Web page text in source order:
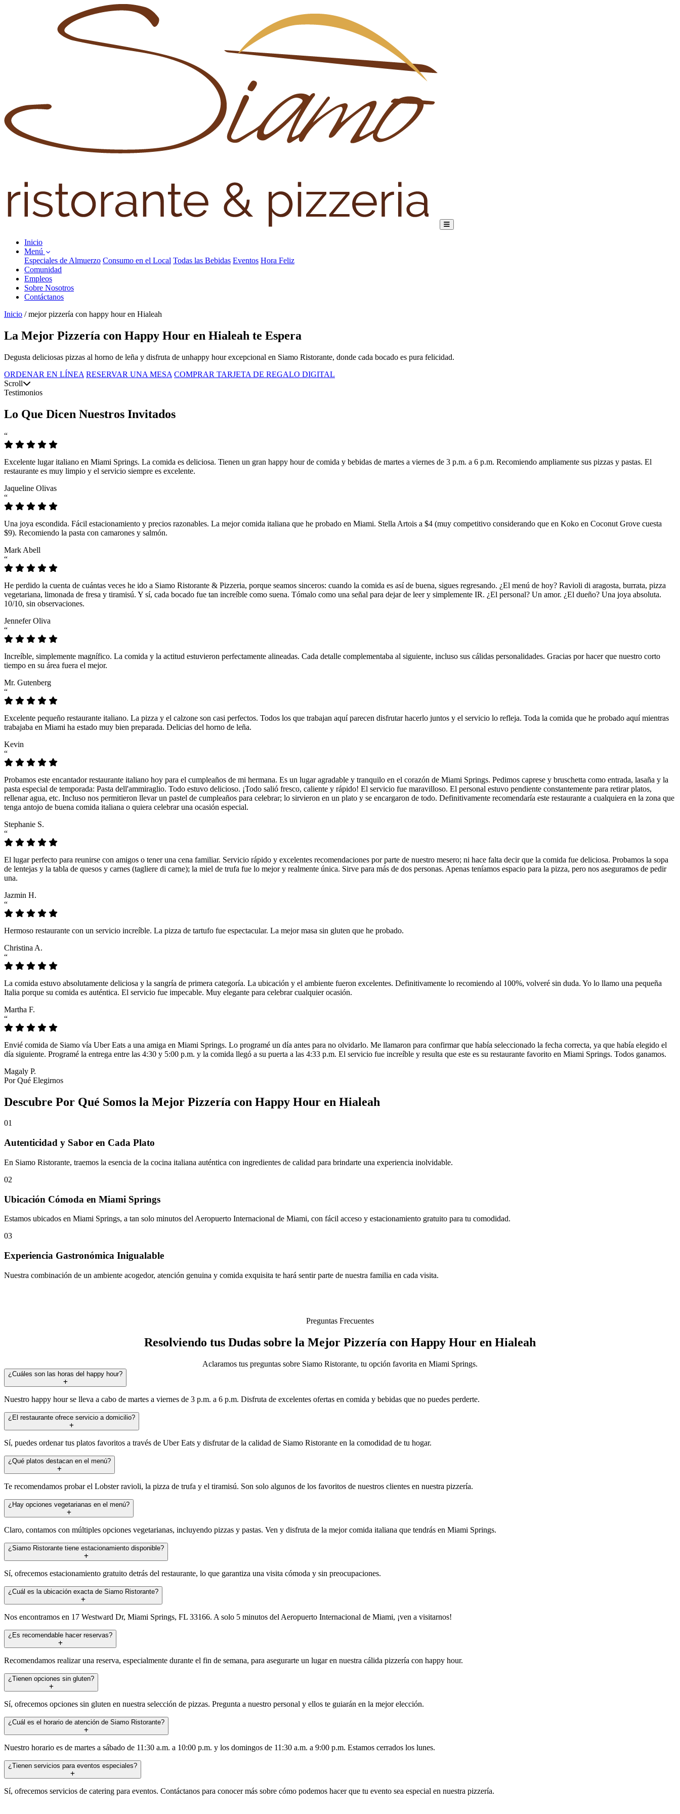
Inicio
Menú
Especiales de Almuerzo Consumo en el Local Todas las Bebidas Eventos Hora Feliz
Comunidad
Empleos
Sobre Nosotros
Contáctanos
Inicio / mejor pizzería con happy hour en Hialeah
La Mejor Pizzería con Happy Hour en Hialeah te Espera
Degusta deliciosas pizzas al horno de leña y disfruta de unhappy hour excepcional en Siamo Ristorante, donde cada bocado es pura felicidad.
ORDENAR EN LÍNEA RESERVAR UNA MESA COMPRAR TARJETA DE REGALO DIGITAL
Scroll
Testimonios
Lo Que Dicen Nuestros Invitados
“
Excelente lugar italiano en Miami Springs. La comida es deliciosa. Tienen un gran happy hour de comida y bebidas de martes a viernes de 3 p.m. a 6 p.m. Recomiendo ampliamente sus pizzas y pastas. El
restaurante es muy limpio y el servicio siempre es excelente.
Jaqueline Olivas
“
Una joya escondida. Fácil estacionamiento y precios razonables. La mejor comida italiana que he probado en Miami. Stella Artois a $4 (muy competitivo considerando que en Koko en Coconut Grove cuesta
$9). Recomiendo la pasta con camarones y salmón.
Mark Abell
“
He perdido la cuenta de cuántas veces he ido a Siamo Ristorante & Pizzeria, porque seamos sinceros: cuando la comida es así de buena, sigues regresando. ¿El menú de hoy? Ravioli di aragosta, burrata, pizza
vegetariana, limonada de fresa y tiramisú. Y sí, cada bocado fue tan increíble como suena. Tómalo como una señal para dejar de leer y simplemente IR. ¿El personal? Un amor. ¿El dueño? Una joya absoluta.
10/10, sin observaciones.
Jennefer Oliva
“
Increíble, simplemente magnífico. La comida y la actitud estuvieron perfectamente alineadas. Cada detalle complementaba al siguiente, incluso sus cálidas personalidades. Gracias por hacer que nuestro corto
tiempo en su área fuera el mejor.
Mr. Gutenberg
“
Excelente pequeño restaurante italiano. La pizza y el calzone son casi perfectos. Todos los que trabajan aquí parecen disfrutar hacerlo juntos y el servicio lo refleja. Toda la comida que he probado aquí mientras
trabajaba en Miami ha estado muy bien preparada. Delicias del horno de leña.
Kevin
“
Probamos este encantador restaurante italiano hoy para el cumpleaños de mi hermana. Es un lugar agradable y tranquilo en el corazón de Miami Springs. Pedimos caprese y bruschetta como entrada, lasaña y la
pasta especial de temporada: Pasta dell'ammiraglio. Todo estuvo delicioso. ¡Todo salió fresco, caliente y rápido! El servicio fue maravilloso. El personal estuvo pendiente constantemente para retirar platos,
rellenar agua, etc. Incluso nos permitieron llevar un pastel de cumpleaños para celebrar; lo sirvieron en un plato y se encargaron de todo. Definitivamente recomendaría este restaurante a cualquiera en la zona que
tenga antojo de buena comida italiana o quiera celebrar una ocasión especial.
Stephanie S.
“
El lugar perfecto para reunirse con amigos o tener una cena familiar. Servicio rápido y excelentes recomendaciones por parte de nuestro mesero; ni hace falta decir que la comida fue deliciosa. Probamos la sopa
de lentejas y la tabla de quesos y carnes (tagliere di carne); la miel de trufa fue lo mejor y realmente única. Sirve para más de dos personas. Apenas teníamos espacio para la pizza, pero nos aseguramos de pedir
una.
Jazmin H.
“
Hermoso restaurante con un servicio increíble. La pizza de tartufo fue espectacular. La mejor masa sin gluten que he probado.
Christina A.
“
La comida estuvo absolutamente deliciosa y la sangría de primera categoría. La ubicación y el ambiente fueron excelentes. Definitivamente lo recomiendo al 100%, volveré sin duda. Yo lo llamo una pequeña
Italia porque su comida es auténtica. El servicio fue impecable. Muy elegante para celebrar cualquier ocasión.
Martha F.
“
Envié comida de Siamo vía Uber Eats a una amiga en Miami Springs. Lo programé un día antes para no olvidarlo. Me llamaron para confirmar que había seleccionado la fecha correcta, ya que había elegido el
día siguiente. Programé la entrega entre las 4:30 y 5:00 p.m. y la comida llegó a su puerta a las 4:33 p.m. El servicio fue increíble y resulta que este es su restaurante favorito en Miami Springs. Todos ganamos.
Magaly P.
Por Qué Elegirnos
Descubre Por Qué Somos la Mejor Pizzería con Happy Hour en Hialeah
01
Autenticidad y Sabor en Cada Plato
En Siamo Ristorante, traemos la esencia de la cocina italiana auténtica con ingredientes de calidad para brindarte una experiencia inolvidable.
02
Ubicación Cómoda en Miami Springs
Estamos ubicados en Miami Springs, a tan solo minutos del Aeropuerto Internacional de Miami, con fácil acceso y estacionamiento gratuito para tu comodidad.
03
Experiencia Gastronómica Inigualable
Nuestra combinación de un ambiente acogedor, atención genuina y comida exquisita te hará sentir parte de nuestra familia en cada visita.
Preguntas Frecuentes
Resolviendo tus Dudas sobre la Mejor Pizzería con Happy Hour en Hialeah
Aclaramos tus preguntas sobre Siamo Ristorante, tu opción favorita en Miami Springs.
¿Cuáles son las horas del happy hour?
Nuestro happy hour se lleva a cabo de martes a viernes de 3 p.m. a 6 p.m. Disfruta de excelentes ofertas en comida y bebidas que no puedes perderte.
¿El restaurante ofrece servicio a domicilio?
Sí, puedes ordenar tus platos favoritos a través de Uber Eats y disfrutar de la calidad de Siamo Ristorante en la comodidad de tu hogar.
¿Qué platos destacan en el menú?
Te recomendamos probar el Lobster ravioli, la pizza de trufa y el tiramisú. Son solo algunos de los favoritos de nuestros clientes en nuestra pizzería.
¿Hay opciones vegetarianas en el menú?
Claro, contamos con múltiples opciones vegetarianas, incluyendo pizzas y pastas. Ven y disfruta de la mejor comida italiana que tendrás en Miami Springs.
¿Siamo Ristorante tiene estacionamiento disponible?
Sí, ofrecemos estacionamiento gratuito detrás del restaurante, lo que garantiza una visita cómoda y sin preocupaciones.
¿Cuál es la ubicación exacta de Siamo Ristorante?
Nos encontramos en 17 Westward Dr, Miami Springs, FL 33166. A solo 5 minutos del Aeropuerto Internacional de Miami, ¡ven a visitarnos!
¿Es recomendable hacer reservas?
Recomendamos realizar una reserva, especialmente durante el fin de semana, para asegurarte un lugar en nuestra cálida pizzería con happy hour.
¿Tienen opciones sin gluten?
Sí, ofrecemos opciones sin gluten en nuestra selección de pizzas. Pregunta a nuestro personal y ellos te guiarán en la mejor elección.
¿Cuál es el horario de atención de Siamo Ristorante?
Nuestro horario es de martes a sábado de 11:30 a.m. a 10:00 p.m. y los domingos de 11:30 a.m. a 9:00 p.m. Estamos cerrados los lunes.
¿Tienen servicios para eventos especiales?
Sí, ofrecemos servicios de catering para eventos. Contáctanos para conocer más sobre cómo podemos hacer que tu evento sea especial en nuestra pizzería.